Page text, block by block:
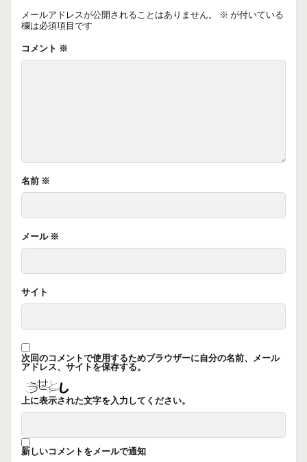
メールアドレスが公開されることはありません。 ※ が付いている
欄は必須項目です
コメント ※
名前 ※
メール ※
サイト
次回のコメントで使用するためブラウザーに自分の名前、メール
アドレス、サイトを保存する。
上に表示された文字を入力してください。
新しいコメントをメールで通知